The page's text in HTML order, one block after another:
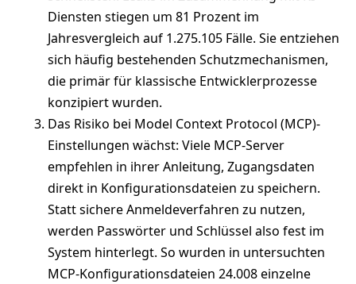
Diensten stiegen um 81 Prozent im
Jahresvergleich auf 1.275.105 Fälle. Sie entziehen
sich häufig bestehenden Schutzmechanismen,
die primär für klassische Entwicklerprozesse
konzipiert wurden.
Das Risiko bei Model Context Protocol (MCP)-
Einstellungen wächst: Viele MCP-Server
empfehlen in ihrer Anleitung, Zugangsdaten
direkt in Konfigurationsdateien zu speichern.
Statt sichere Anmeldeverfahren zu nutzen,
werden Passwörter und Schlüssel also fest im
System hinterlegt. So wurden in untersuchten
MCP-Konfigurationsdateien 24.008 einzelne